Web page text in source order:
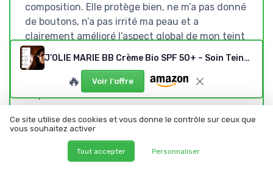
composition. Elle protège bien, ne m’a pas donné
de boutons, n’a pas irrité ma peau et a
clairement amélioré l’aspect global de mon teint
au quotidien. On n’est pas sur un fond de teint
couvrant, mais plutôt sur une crème teintée qui
rend la peau plus régulière et présentable sans
trop d’effort.
Ce n’est pas parfait : la texture reste celle d’un
solaire minéral, donc on sent un peu la présence
du produit, et la teinte Doré peut être un peu
chaude si vous êtes vraiment très claire. Il faut
J’OLIE MARIE BB Crème Bio SPF 50+ – Soin Teinté avec Protection Solaire Minérale – Crème Visage à l’Huile d’Olive – Peaux Sensibles – Fabriquée en France – 50 ml (Doré)
🔥 Voir l'offre
Ce site utilise des cookies et vous donne le contrôle sur ceux que
vous souhaitez activer
Tout accepter Personnaliser